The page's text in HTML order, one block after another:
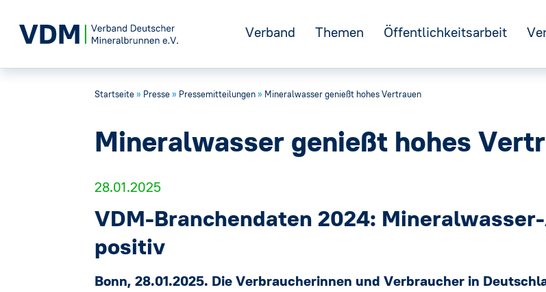
Verband
Positionen
Geschichte
Gremien
Themen
Nachhaltigkeit
Kreislaufwirtschaft
Ernährung und Verbraucherschutz
Öffentlichkeitsarbeit
IDM
Tag des Mineralwassers
Startseite» Presse» Pressemitteilungen» Mineralwasser genießt hohes Vertrauen
Mineralwasser genießt hohes
28.01.2025
VDM-Branchendaten 2024:
positiv
Bonn, 28.01.2025. Die Verbraucherinnen und Verbraucher in